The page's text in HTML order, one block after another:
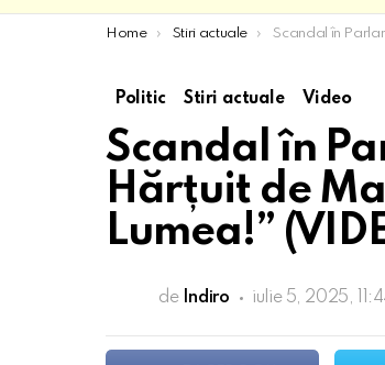
You are here:
Home Stiri actuale Scandal în Parlament! Directorul SIS
Politic Stiri actuale Video
Scandal în
Hărțuit de
Lumea!”
de Indiro iulie 5, 2025,